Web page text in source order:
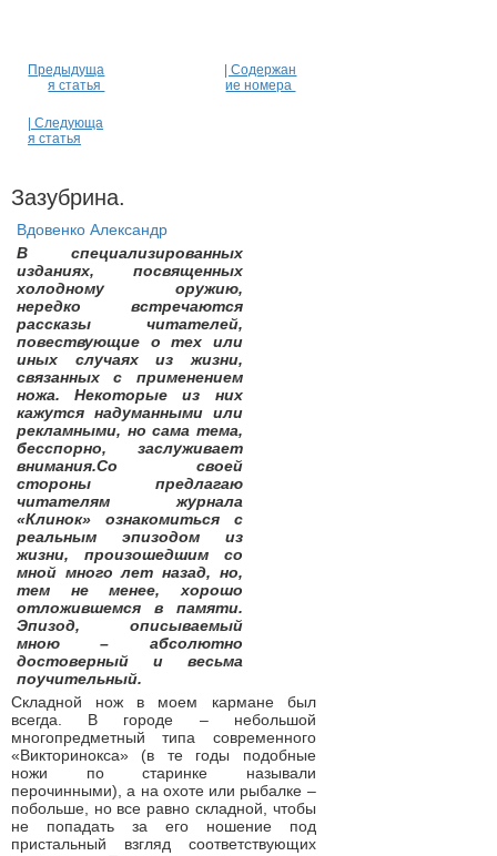
Предыдуща
я статья
| Содержан
ие номера
| Следующа
я статья
Зазубрина.
Вдовенко Александр
В специализированных
изданиях, посвященных
холодному оружию,
нередко встречаются
рассказы читателей,
повествующие о тех или
иных случаях из жизни,
связанных с применением
ножа. Некоторые из них
кажутся надуманными или
рекламными, но сама тема,
бесспорно, заслуживает
внимания.Со своей
стороны предлагаю
читателям журнала
«Клинок» ознакомиться с
реальным эпизодом из
жизни, произошедшим со
мной много лет назад, но,
тем не менее, хорошо
отложившемся в памяти.
Эпизод, описываемый
мною – абсолютно
достоверный и весьма
поучительный.
Складной нож в моем кармане был
всегда. В городе – небольшой
многопредметный типа современного
«Викторинокса» (в те годы подобные
ножи по старинке называли
перочинными), а на охоте или рыбалке –
побольше, но все равно складной, чтобы
не попадать за его ношение под
пристальный взгляд соответствующих